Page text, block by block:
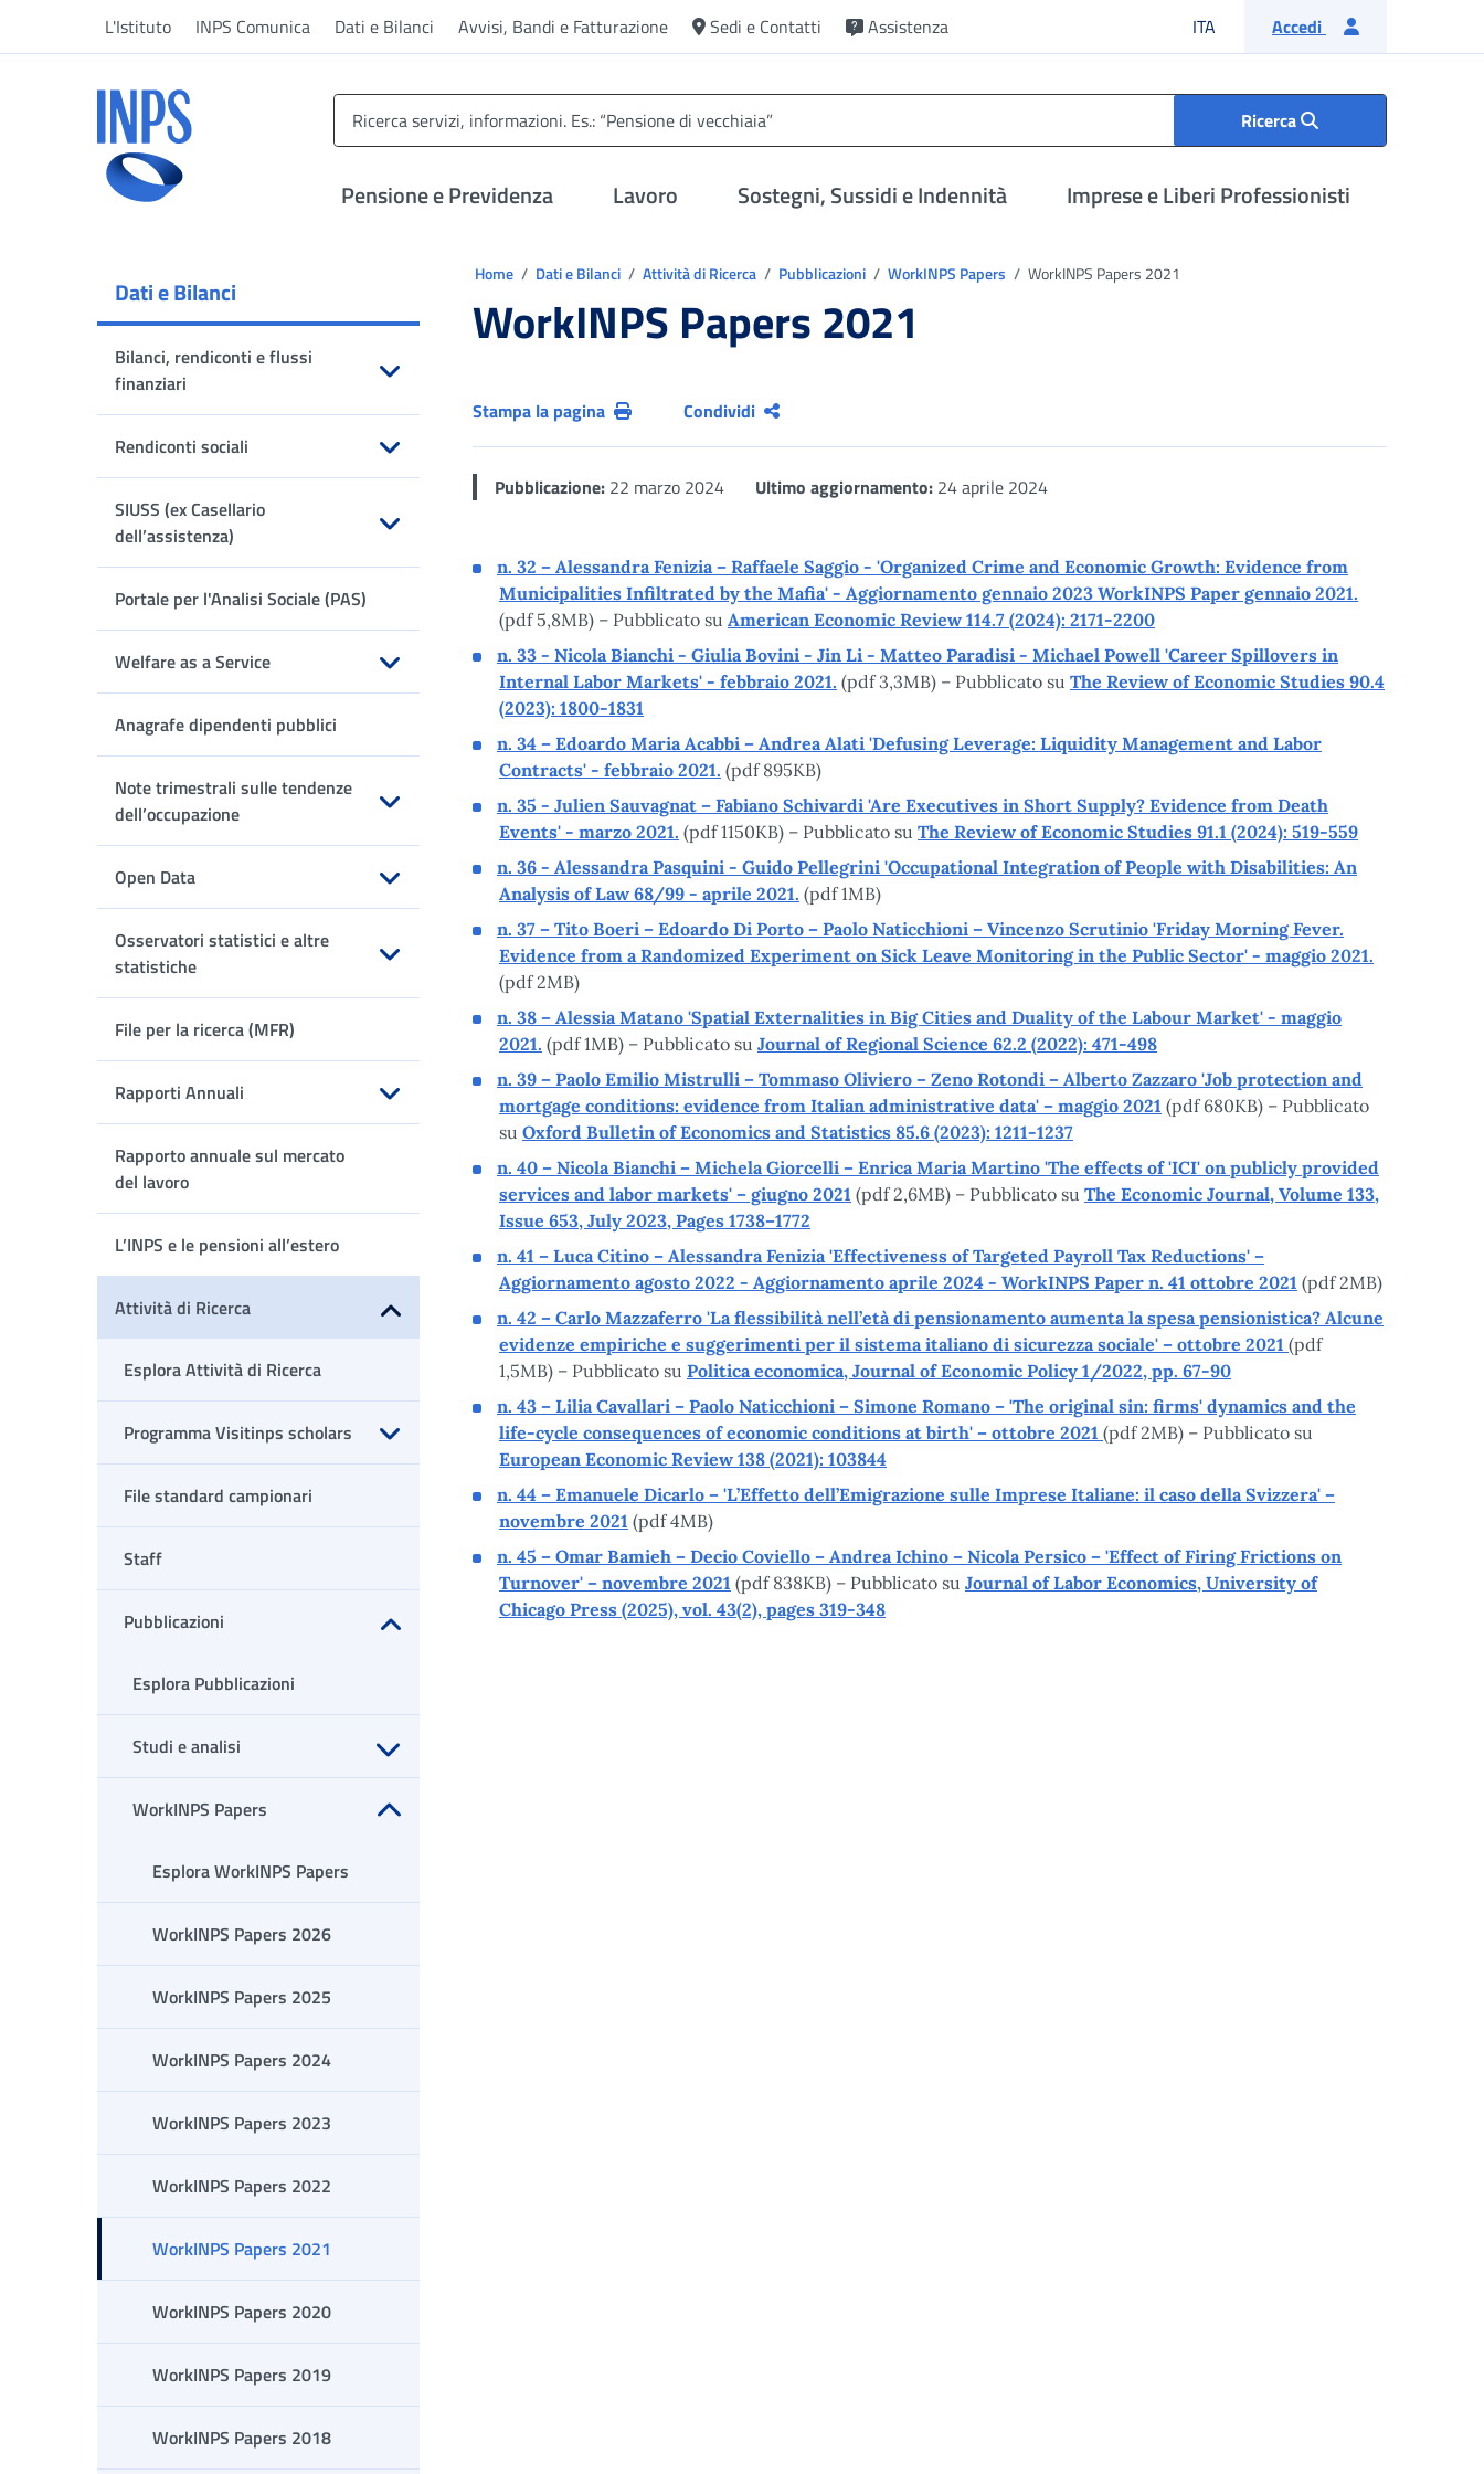
L'Istituto INPS Comunica Dati e Bilanci Avvisi, Bandi e Fatturazione Sedi e Contatti Assistenza ITA Lingua italiana
Accedi
Ricerca
Pensione e Previdenza Lavoro Sostegni, Sussidi e Indennità Imprese e Liberi Professionisti
Dati e Bilanci
Bilanci, rendiconti e flussi
finanziari
Apri sottomenu
Rendiconti sociali
Apri sottomenu
SIUSS (ex Casellario
dell’assistenza)
Apri sottomenu
Portale per l'Analisi Sociale (PAS)
Welfare as a Service
Apri sottomenu
Anagrafe dipendenti pubblici
Note trimestrali sulle tendenze
dell’occupazione
Apri sottomenu
Open Data
Apri sottomenu
Osservatori statistici e altre
statistiche
Apri sottomenu
File per la ricerca (MFR)
Rapporti Annuali
Apri sottomenu
Rapporto annuale sul mercato
del lavoro
L’INPS e le pensioni all’estero
Attività di Ricerca
Apri sottomenu
Esplora Attività di Ricerca
Programma Visitinps scholars
Apri sottomenu
File standard campionari
Staff
Pubblicazioni
Esplora Pubblicazioni
Studi e analisi
Apri sottomenu
WorkINPS Papers
Esplora WorkINPS Papers
WorkINPS Papers 2026
WorkINPS Papers 2025
WorkINPS Papers 2024
WorkINPS Papers 2023
WorkINPS Papers 2022
WorkINPS Papers 2021
WorkINPS Papers 2020
WorkINPS Papers 2019
WorkINPS Papers 2018
Home Dati e Bilanci Attività di Ricerca Pubblicazioni WorkINPS Papers WorkINPS Papers 2021
WorkINPS Papers 2021
Stampa la pagina Condividi
Pubblicazione: 22 marzo 2024 Ultimo aggiornamento: 24 aprile 2024
n. 32 – Alessandra Fenizia – Raffaele Saggio - 'Organized Crime and Economic Growth: Evidence from
Municipalities Infiltrated by the Mafia' - Aggiornamento gennaio 2023 WorkINPS Paper gennaio 2021.
(pdf 5,8MB) – Pubblicato su American Economic Review 114.7 (2024): 2171-2200
n. 33 - Nicola Bianchi - Giulia Bovini - Jin Li - Matteo Paradisi - Michael Powell 'Career Spillovers in
Internal Labor Markets' - febbraio 2021. (pdf 3,3MB) – Pubblicato su The Review of Economic Studies 90.4
(2023): 1800-1831
n. 34 – Edoardo Maria Acabbi – Andrea Alati 'Defusing Leverage: Liquidity Management and Labor
Contracts' - febbraio 2021. (pdf 895KB)
n. 35 - Julien Sauvagnat – Fabiano Schivardi 'Are Executives in Short Supply? Evidence from Death
Events' - marzo 2021. (pdf 1150KB) – Pubblicato su The Review of Economic Studies 91.1 (2024): 519-559
n. 36 - Alessandra Pasquini - Guido Pellegrini 'Occupational Integration of People with Disabilities: An
Analysis of Law 68/99 - aprile 2021. (pdf 1MB)
n. 37 – Tito Boeri – Edoardo Di Porto – Paolo Naticchioni – Vincenzo Scrutinio 'Friday Morning Fever.
Evidence from a Randomized Experiment on Sick Leave Monitoring in the Public Sector' - maggio 2021.
(pdf 2MB)
n. 38 – Alessia Matano 'Spatial Externalities in Big Cities and Duality of the Labour Market' - maggio
2021. (pdf 1MB) – Pubblicato su Journal of Regional Science 62.2 (2022): 471-498
n. 39 – Paolo Emilio Mistrulli – Tommaso Oliviero – Zeno Rotondi – Alberto Zazzaro 'Job protection and
mortgage conditions: evidence from Italian administrative data' – maggio 2021 (pdf 680KB) – Pubblicato
su Oxford Bulletin of Economics and Statistics 85.6 (2023): 1211-1237
n. 40 – Nicola Bianchi – Michela Giorcelli – Enrica Maria Martino 'The effects of 'ICI' on publicly provided
services and labor markets' – giugno 2021 (pdf 2,6MB) – Pubblicato su The Economic Journal, Volume 133,
Issue 653, July 2023, Pages 1738–1772
n. 41 – Luca Citino – Alessandra Fenizia 'Effectiveness of Targeted Payroll Tax Reductions' –
Aggiornamento agosto 2022 - Aggiornamento aprile 2024 - WorkINPS Paper n. 41 ottobre 2021 (pdf 2MB)
n. 42 – Carlo Mazzaferro 'La flessibilità nell’età di pensionamento aumenta la spesa pensionistica? Alcune
evidenze empiriche e suggerimenti per il sistema italiano di sicurezza sociale' – ottobre 2021 (pdf
1,5MB) – Pubblicato su Politica economica, Journal of Economic Policy 1/2022, pp. 67-90
n. 43 – Lilia Cavallari – Paolo Naticchioni – Simone Romano – 'The original sin: firms' dynamics and the
life-cycle consequences of economic conditions at birth' – ottobre 2021 (pdf 2MB) – Pubblicato su
European Economic Review 138 (2021): 103844
n. 44 – Emanuele Dicarlo – 'L’Effetto dell’Emigrazione sulle Imprese Italiane: il caso della Svizzera' –
novembre 2021 (pdf 4MB)
n. 45 – Omar Bamieh – Decio Coviello – Andrea Ichino – Nicola Persico – 'Effect of Firing Frictions on
Turnover' – novembre 2021 (pdf 838KB) – Pubblicato su Journal of Labor Economics, University of
Chicago Press (2025), vol. 43(2), pages 319-348